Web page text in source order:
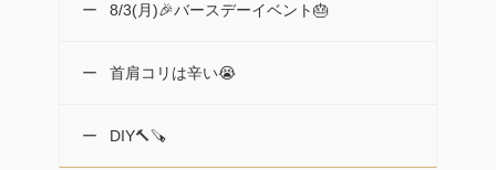
8/3(月)🎉バースデーイベント🎂
首肩コリは辛い😭
DIY🔨🪚